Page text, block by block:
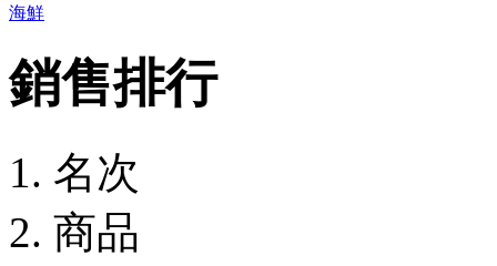
海鮮
銷售排行
名次
商品